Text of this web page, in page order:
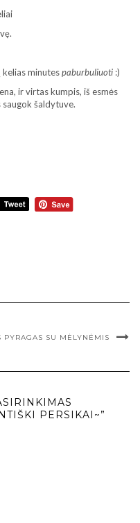
kelias minutespaburbuliuoti :)
ir virtas kumpis, iš esmės
saugok šaldytuve.
PYRAGAS SU MĖLYNĖMIS
PERSIKAI~”